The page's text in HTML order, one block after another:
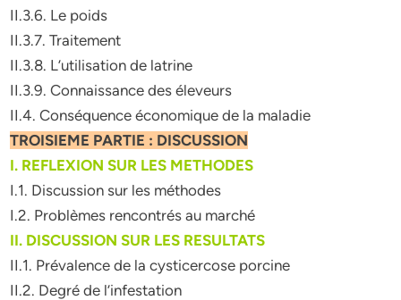
II.3.6. Le poids
II.3.7. Traitement
II.3.8. L’utilisation de latrine
II.3.9. Connaissance des éleveurs
II.4. Conséquence économique de la maladie
TROISIEME PARTIE : DISCUSSION
I. REFLEXION SUR LES METHODES
I.1. Discussion sur les méthodes
I.2. Problèmes rencontrés au marché
II. DISCUSSION SUR LES RESULTATS
II.1. Prévalence de la cysticercose porcine
II.2. Degré de l’infestation